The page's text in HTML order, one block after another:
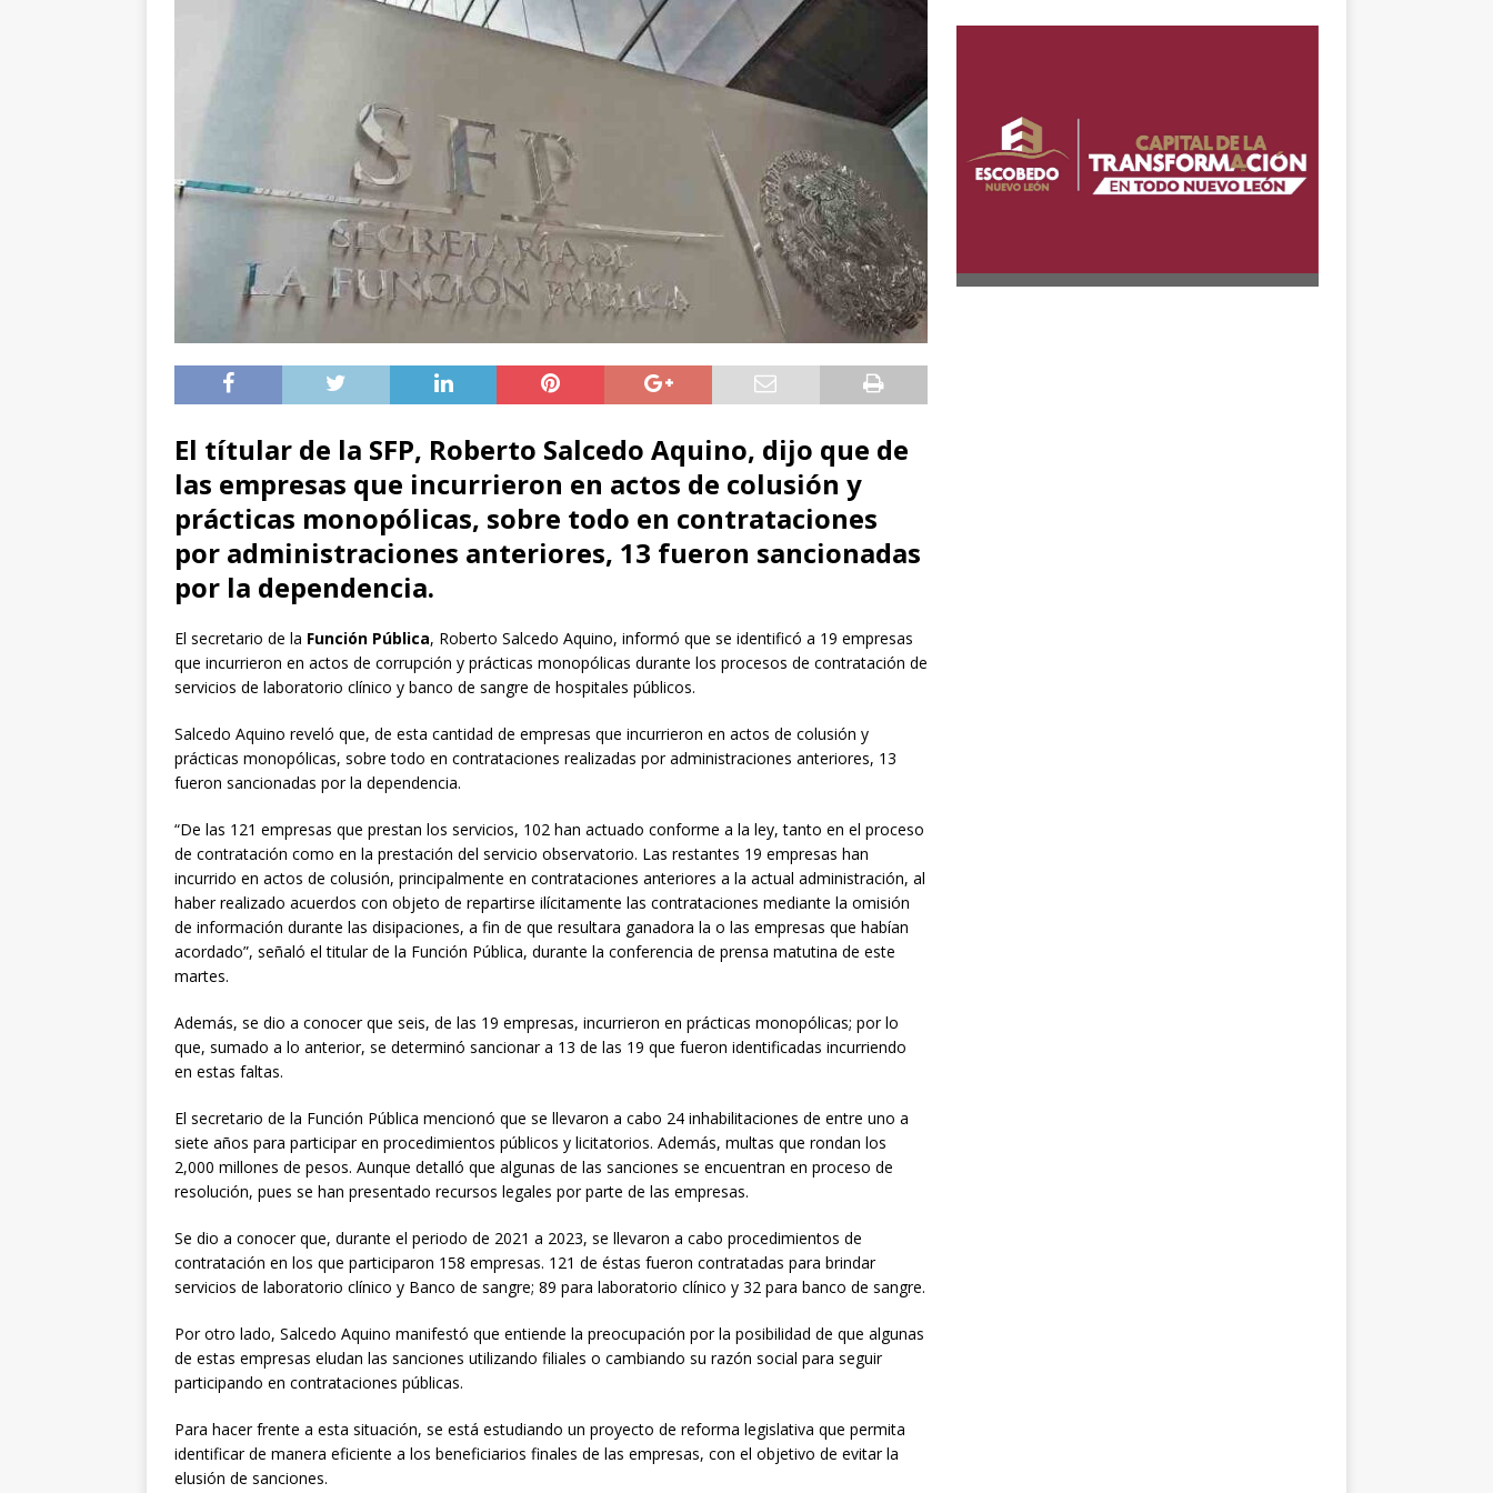
El títular de la SFP, Roberto Salcedo Aquino, dijo que de
las empresas que incurrieron en actos de colusión y
prácticas monopólicas, sobre todo en contrataciones
por administraciones anteriores, 13 fueron sancionadas
por la dependencia.
El secretario de la Función Pública, Roberto Salcedo Aquino, informó que se identificó a 19 empresas
que incurrieron en actos de corrupción y prácticas monopólicas durante los procesos de contratación de
servicios de laboratorio clínico y banco de sangre de hospitales públicos.
Salcedo Aquino reveló que, de esta cantidad de empresas que incurrieron en actos de colusión y
prácticas monopólicas, sobre todo en contrataciones realizadas por administraciones anteriores, 13
fueron sancionadas por la dependencia.
“De las 121 empresas que prestan los servicios, 102 han actuado conforme a la ley, tanto en el proceso
de contratación como en la prestación del servicio observatorio. Las restantes 19 empresas han
incurrido en actos de colusión, principalmente en contrataciones anteriores a la actual administración, al
haber realizado acuerdos con objeto de repartirse ilícitamente las contrataciones mediante la omisión
de información durante las disipaciones, a fin de que resultara ganadora la o las empresas que habían
acordado”, señaló el titular de la Función Pública, durante la conferencia de prensa matutina de este
martes.
Además, se dio a conocer que seis, de las 19 empresas, incurrieron en prácticas monopólicas; por lo
que, sumado a lo anterior, se determinó sancionar a 13 de las 19 que fueron identificadas incurriendo
en estas faltas.
El secretario de la Función Pública mencionó que se llevaron a cabo 24 inhabilitaciones de entre uno a
siete años para participar en procedimientos públicos y licitatorios. Además, multas que rondan los
2,000 millones de pesos. Aunque detalló que algunas de las sanciones se encuentran en proceso de
resolución, pues se han presentado recursos legales por parte de las empresas.
Se dio a conocer que, durante el periodo de 2021 a 2023, se llevaron a cabo procedimientos de
contratación en los que participaron 158 empresas. 121 de éstas fueron contratadas para brindar
servicios de laboratorio clínico y Banco de sangre; 89 para laboratorio clínico y 32 para banco de sangre.
Por otro lado, Salcedo Aquino manifestó que entiende la preocupación por la posibilidad de que algunas
de estas empresas eludan las sanciones utilizando filiales o cambiando su razón social para seguir
participando en contrataciones públicas.
Para hacer frente a esta situación, se está estudiando un proyecto de reforma legislativa que permita
identificar de manera eficiente a los beneficiarios finales de las empresas, con el objetivo de evitar la
elusión de sanciones.